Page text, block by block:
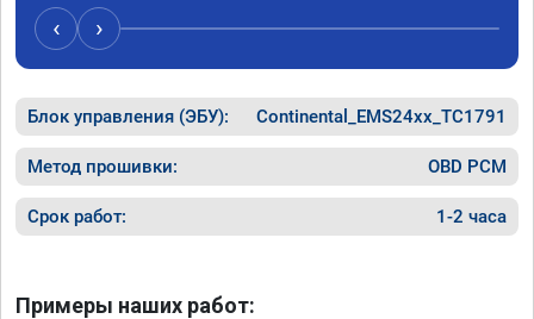
‹ ›
Блок управления (ЭБУ): Continental_EMS24xx_TC1791
Метод прошивки: OBD PCM
Срок работ: 1-2 часа
Примеры наших работ: